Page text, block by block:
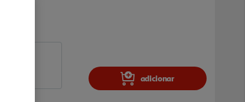
adicionar